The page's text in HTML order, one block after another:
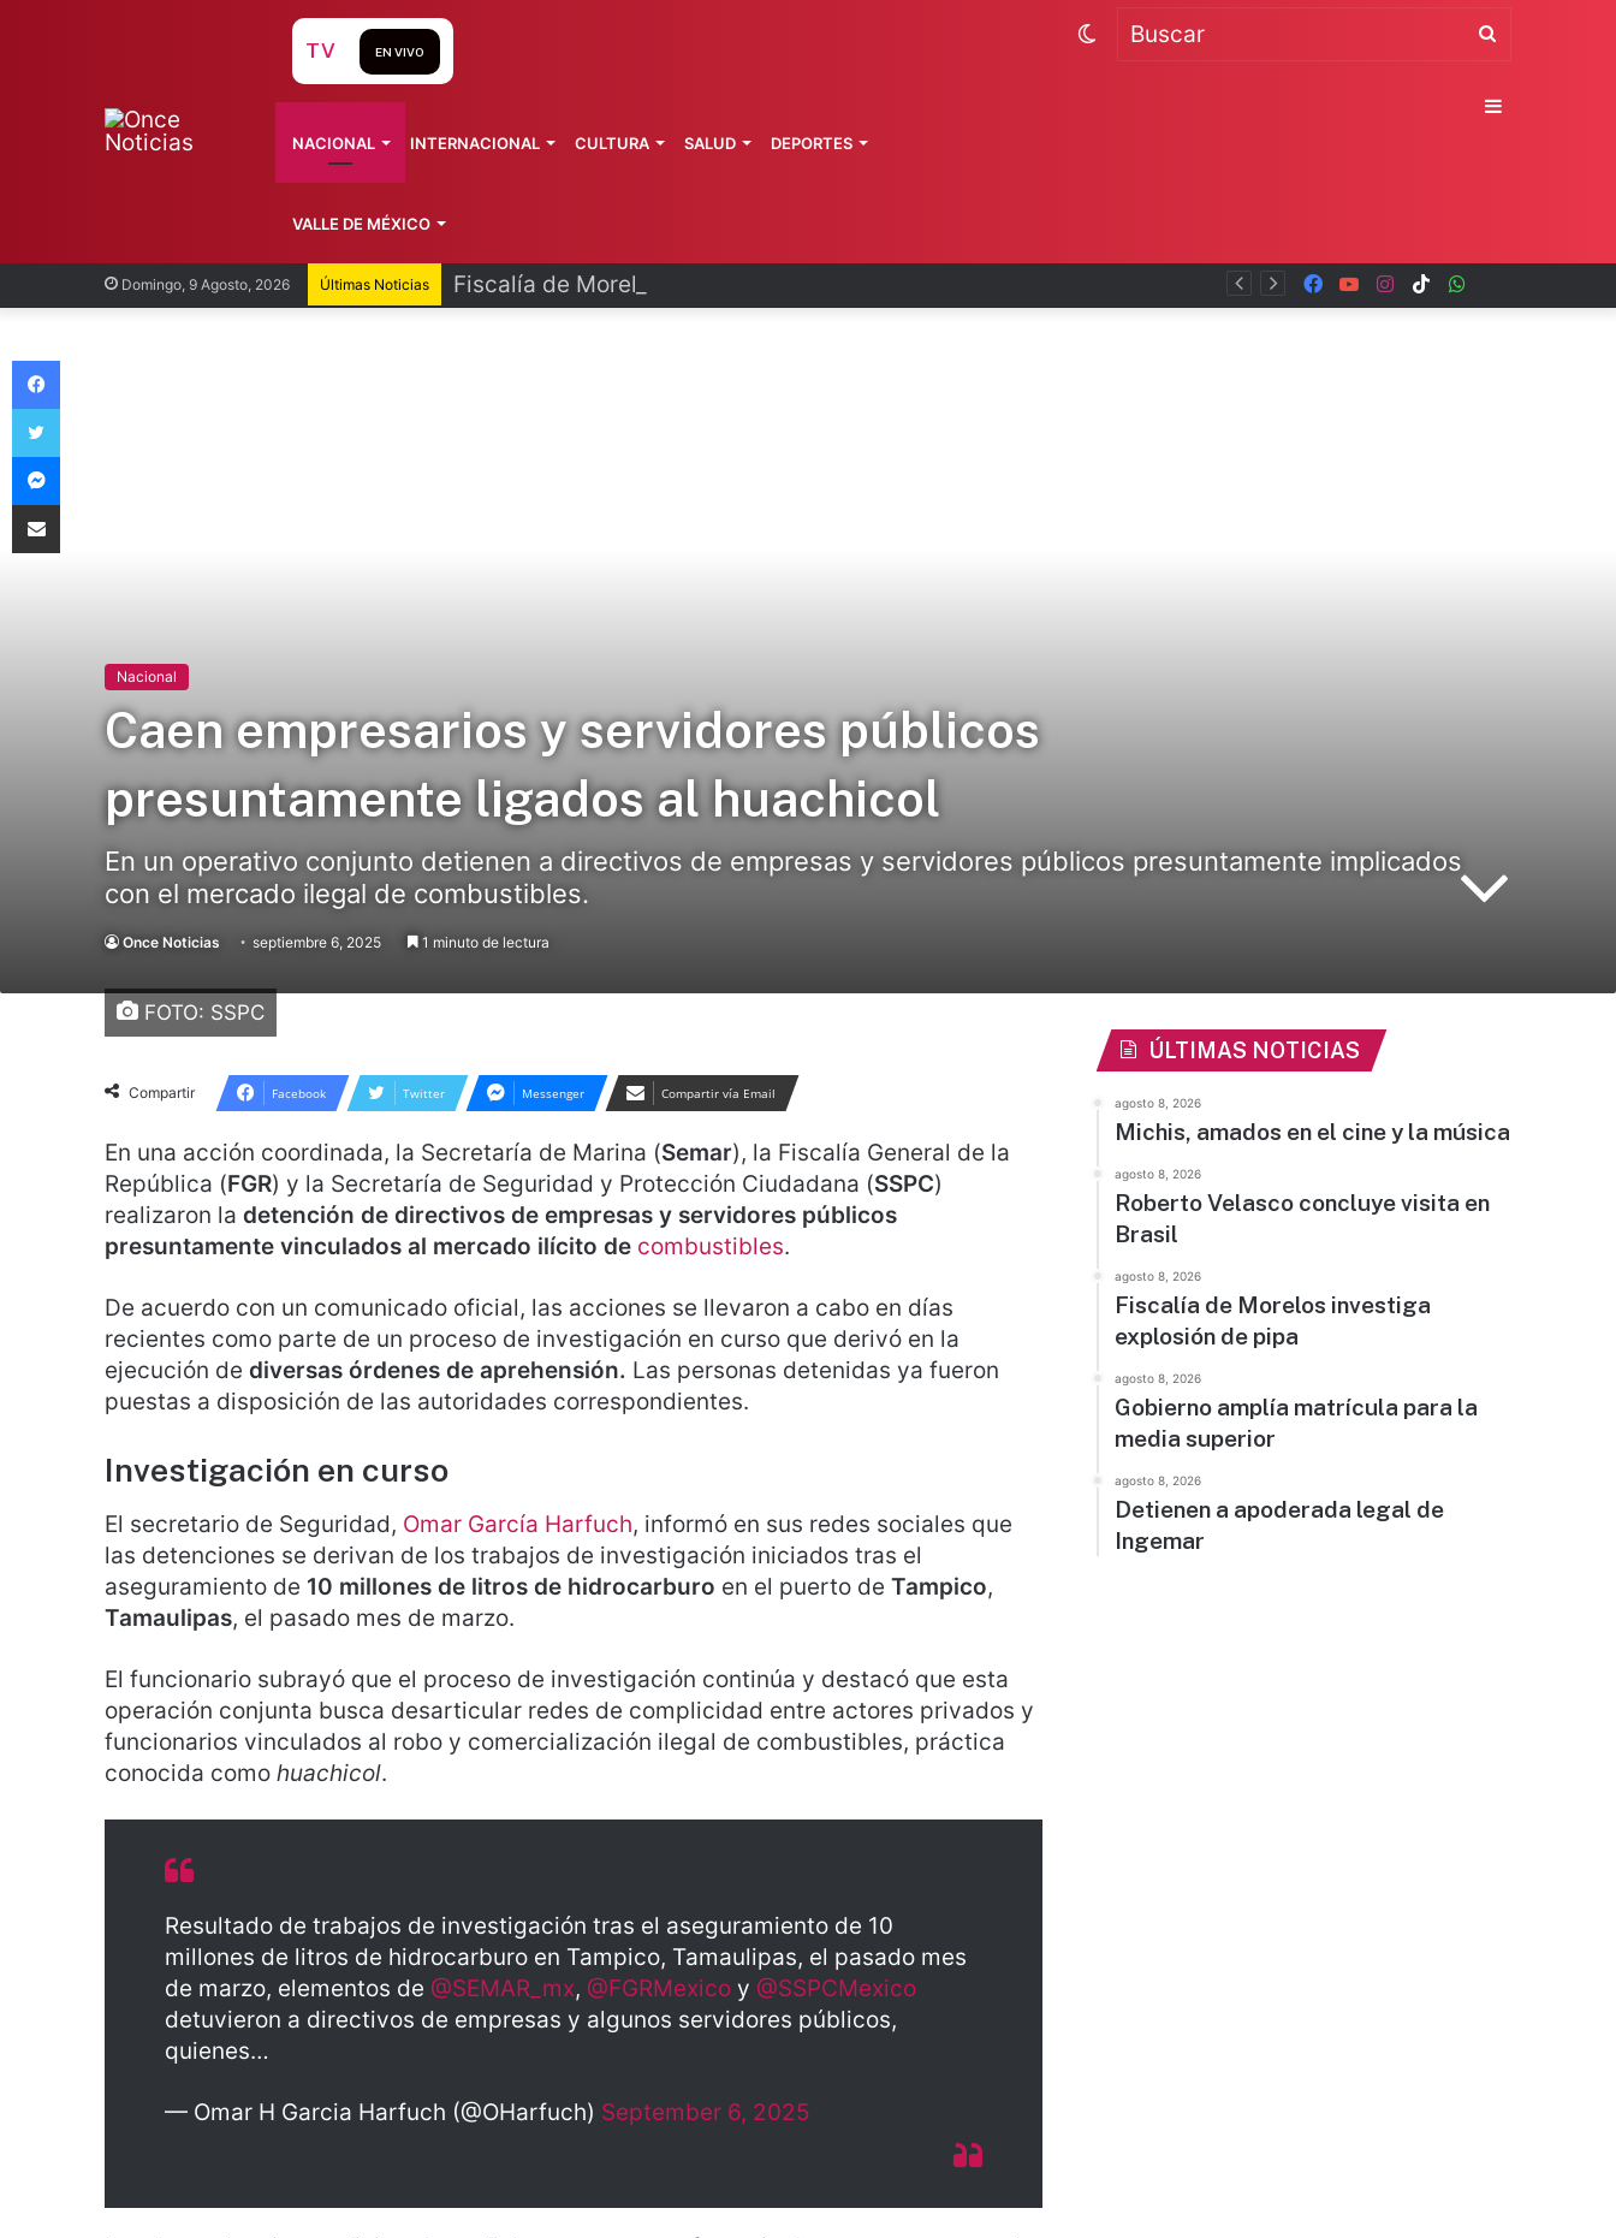
Domingo, 9 Agosto, 2026 Últimas Noticias Fiscalía de Morelos investiga explosión de pipa TikTok
Instagram
YouTube
Facebook
TV EN VIVO
NACIONAL INTERNACIONAL CULTURA SALUD DEPORTES
VALLE DE MÉXICO
Buscar
Switch
Sidebar
Nacional
Caen empresarios y servidores públicos
presuntamente ligados al huachicol
En un operativo conjunto detienen a directivos de empresas y servidores públicos presuntamente implicados
con el mercado ilegal de combustibles.
Once Noticias septiembre 6, 2025 1 minuto de lectura
FOTO: SSPC
Compartir Facebook Twitter Messenger Compartir vía Email
En una acción coordinada, la Secretaría de Marina (Semar), la Fiscalía General de la
República (FGR) y la Secretaría de Seguridad y Protección Ciudadana (SSPC)
realizaron la detención de directivos de empresas y servidores públicos
presuntamente vinculados al mercado ilícito de combustibles.
De acuerdo con un comunicado oficial, las acciones se llevaron a cabo en días
recientes como parte de un proceso de investigación en curso que derivó en la
ejecución de diversas órdenes de aprehensión. Las personas detenidas ya fueron
puestas a disposición de las autoridades correspondientes.
Investigación en curso
El secretario de Seguridad, Omar García Harfuch, informó en sus redes sociales que
las detenciones se derivan de los trabajos de investigación iniciados tras el
aseguramiento de 10 millones de litros de hidrocarburo en el puerto de Tampico,
Tamaulipas, el pasado mes de marzo.
El funcionario subrayó que el proceso de investigación continúa y destacó que esta
operación conjunta busca desarticular redes de complicidad entre actores privados y
funcionarios vinculados al robo y comercialización ilegal de combustibles, práctica
conocida como huachicol.
Resultado de trabajos de investigación tras el aseguramiento de 10
millones de litros de hidrocarburo en Tampico, Tamaulipas, el pasado mes
de marzo, elementos de @SEMAR_mx, @FGRMexico y @SSPCMexico
detuvieron a directivos de empresas y algunos servidores públicos,
quienes…
— Omar H Garcia Harfuch (@OHarfuch) September 6, 2025
ÚLTIMAS NOTICIAS
agosto 8, 2026
Michis, amados en el cine y la música
agosto 8, 2026
Roberto Velasco concluye visita en
Brasil
agosto 8, 2026
Fiscalía de Morelos investiga
explosión de pipa
agosto 8, 2026
Gobierno amplía matrícula para la
media superior
agosto 8, 2026
Detienen a apoderada legal de
Ingemar
Facebook
Twitter
Messenger
Compartir vía Email